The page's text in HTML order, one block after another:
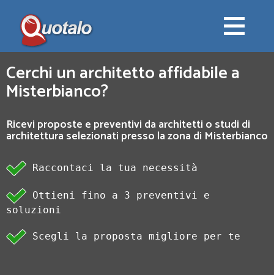
Cerchi un architetto affidabile a
Misterbianco?
Ricevi proposte e preventivi da architetti o studi di
architettura selezionati presso la zona di Misterbianco
Raccontaci la tua necessità
Ottieni fino a 3 preventivi e
soluzioni
Scegli la proposta migliore per te